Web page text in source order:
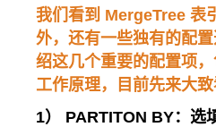
我们看到 MergeTree 表
外，还有一些独有的配
绍这几个重要的配置项
工作原理，目前先来大致
1） PARTITON BY：选